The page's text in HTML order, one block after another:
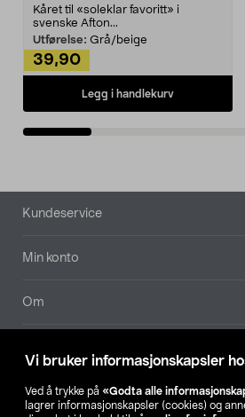
Vi bruker informasjonskapsler
Ved å trykke på «Godta alle
lagrer informasjonskapsler (cookies) og
Kåret til «soleklar favoritt» i
svenske Afton...
Utførelse: Grå/beige
39,90
Legg i handlekurv
Bunntekst
Kundeservice
Min konto
Om
Våre selskaper